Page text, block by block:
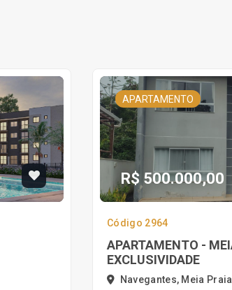
APARTAMENTO
R$ 500.000,00
Código 2964
APARTAMENTO -
EXCLUSIVIDADE
Navegantes, Meia Praia